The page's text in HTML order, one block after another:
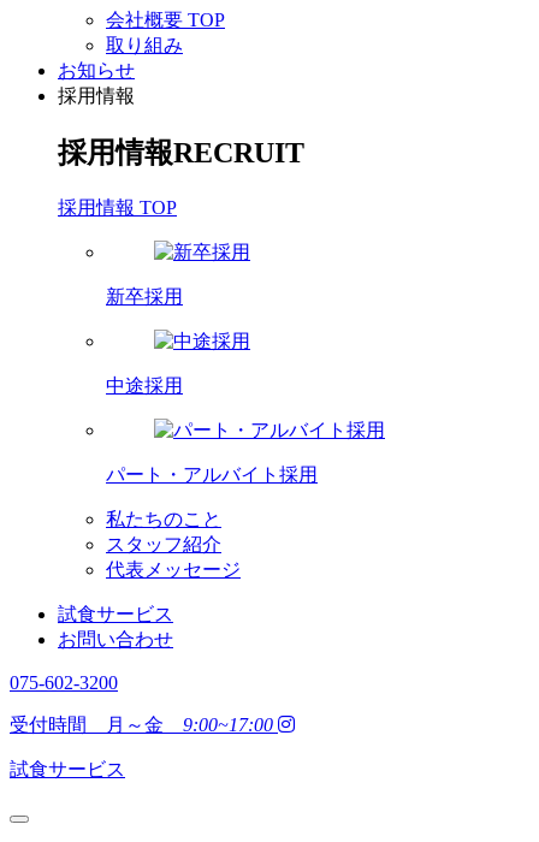
会社概要 TOP
取り組み
お知らせ
採用情報
採用情報RECRUIT
採用情報 TOP
新卒採用
中途採用
パート・アルバイト採用
私たちのこと
スタッフ紹介
代表メッセージ
試食サービス
お問い合わせ
075-602-3200
受付時間 月～金 9:00~17:00
試食サービス